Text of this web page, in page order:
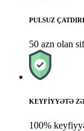
PULSUZ
50 azn olan
KEYFİYYƏTƏ
100%